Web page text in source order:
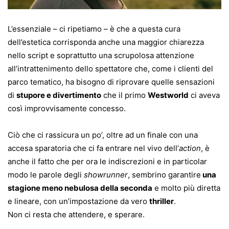
L’essenziale – ci ripetiamo – è che a questa cura
dell’estetica corrisponda anche una maggior chiarezza
nello script e soprattutto una scrupolosa attenzione
all’intrattenimento dello spettatore che, come i clienti del
parco tematico, ha bisogno di riprovare quelle sensazioni
di stupore e divertimento che il primo Westworld ci aveva
così improvvisamente concesso.
Ciò che ci rassicura un po’, oltre ad un finale con una
accesa sparatoria che ci fa entrare nel vivo dell’action, è
anche il fatto che per ora le indiscrezioni e in particolar
modo le parole degli showrunner, sembrino garantire una
stagione meno nebulosa della seconda e molto più diretta
e lineare, con un’impostazione da vero thriller.
Non ci resta che attendere, e sperare.